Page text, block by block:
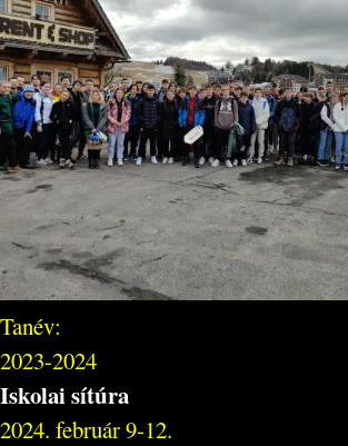
Tanév:
2023-2024
Iskolai sítúra
2024. február 9-12.